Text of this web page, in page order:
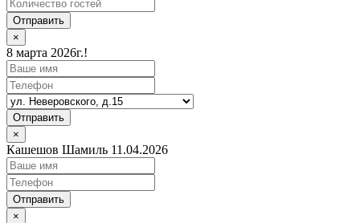
Отправить
×
8 марта 2026г.!
Отправить
×
Кашешов Шамиль 11.04.2026
Отправить
×